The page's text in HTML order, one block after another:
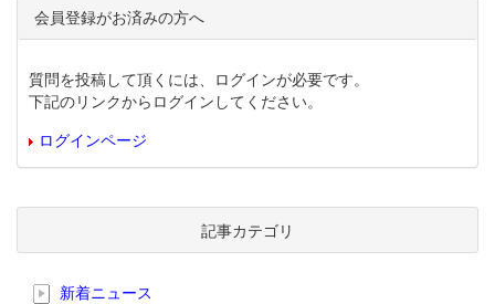
会員登録がお済みの方へ
質問を投稿して頂くには、ログインが必要です。
下記のリンクからログインしてください。
ログインページ
記事カテゴリ
新着ニュース